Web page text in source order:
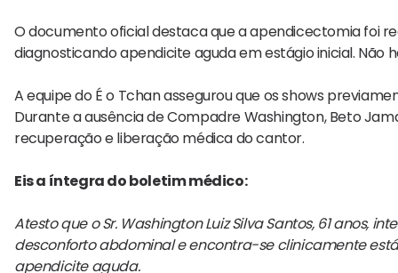
O documento oficial destaca que a apendicectomia foi
diagnosticando apendicite aguda em estágio inicial. Não
A equipe do É o Tchan assegurou que os shows
Durante a ausência de Compadre Washington, Beto
recuperação e liberação médica do cantor.
Eis a íntegra do boletim médico:
Atesto que o Sr. Washington Luiz Silva Santos, 61
desconforto abdominal e encontra-se clinicamente
apendicite aguda.